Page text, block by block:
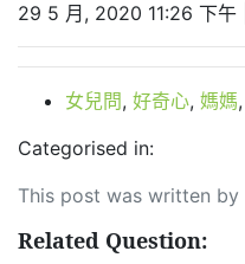
29 5 月, 2020 11:26 下午
女兒問, 好奇心, 媽媽,
Categorised in:
This post was written by
Related Question: